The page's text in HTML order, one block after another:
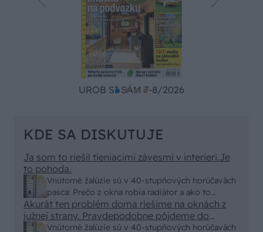
UROB SI SÁM 7-8/2026
KDE SA DISKUTUJE
Vnútorné žalúzie sú v 40-stupňových horúčavách
pasca: Prečo z okna robia radiátor a ako to
vyriešiť za pár eur?
Ja som to riešil tieniacimi závesmi v interieri.Je
to pohoda.
Vnútorné žalúzie sú v 40-stupňových horúčavách
Akurát ten problém doma riešime na oknách z
južnej strany. Pravdepodobne pôjdeme do
vonkajšieho tienenia na spôsob markízy